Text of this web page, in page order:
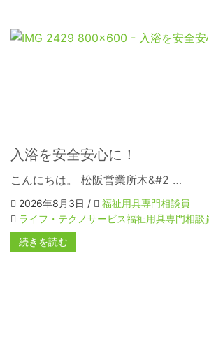
入浴を安全安心に！
こんにちは。 松阪営業所木&#2 …
2026年8月3日 /
福祉用具専門相談員
ライフ・テクノサービス福祉用具専門相談
続きを読む